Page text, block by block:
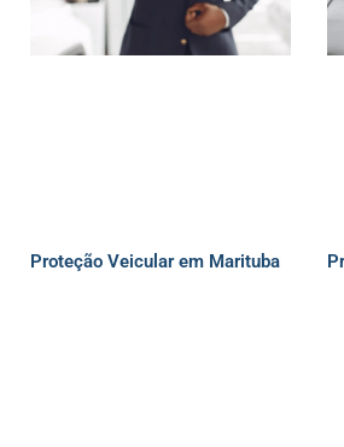
Proteção Veicular em Marituba